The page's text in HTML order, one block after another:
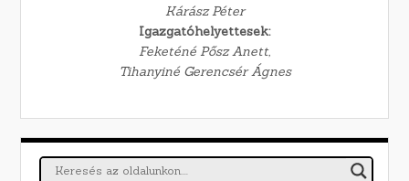
Kárász Péter
Igazgatóhelyettesek:
Feketéné Pősz Anett,
Tihanyiné Gerencsér Ágnes